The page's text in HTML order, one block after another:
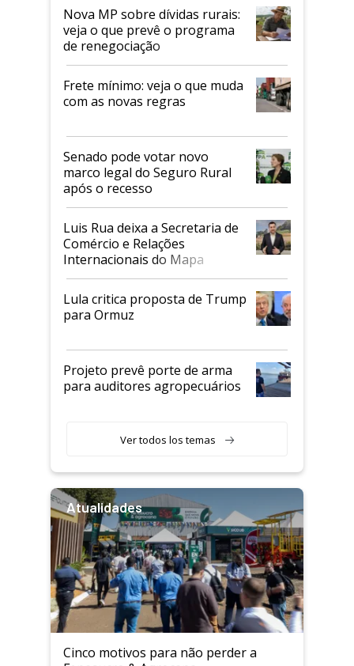
Nova MP sobre dívidas rurais:
veja o que prevê o programa
de renegociação
Frete mínimo: veja o que muda
com as novas regras
Senado pode votar novo
marco legal do Seguro Rural
após o recesso
Luis Rua deixa a Secretaria de
Comércio e Relações
Internacionais do Mapa
Lula critica proposta de Trump
para Ormuz
Projeto prevê porte de arma
para auditores agropecuários
Ver todos los temas
Atualidades
Cinco motivos para não perder a